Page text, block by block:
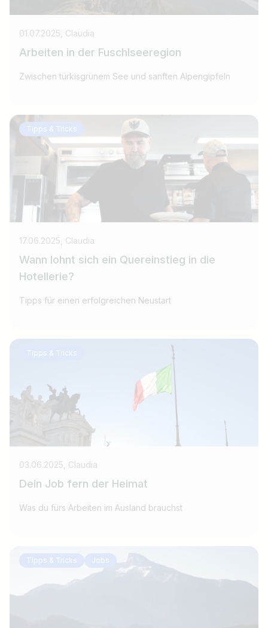
01.07.2025, Claudia
Arbeiten in der Fuschlseeregion
Zwischen türkisgrünem See und sanften Alpengipfeln
Tipps & Tricks
17.06.2025, Claudia
Wann lohnt sich ein Quereinstieg in die
Hotellerie?
Tipps für einen erfolgreichen Neustart
Tipps & Tricks
03.06.2025, Claudia
Dein Job fern der Heimat
Was du fürs Arbeiten im Ausland brauchst
Tipps & Tricks Jobs